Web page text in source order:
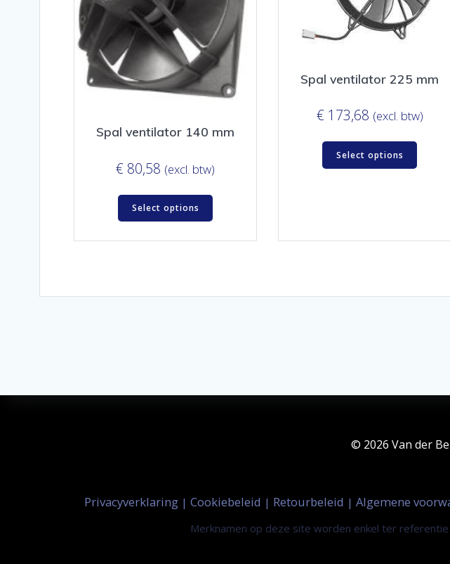
Spal ventilator 140 mm
€ 80,58 (excl. btw)
Select options
Spal ventilator 225 mm
€ 173,68 (excl. btw)
Select options
© 2026 Van der
Privacyverklaring | Cookiebeleid | Retourbeleid | Algemene
Merknamen op deze site worden enkel ter